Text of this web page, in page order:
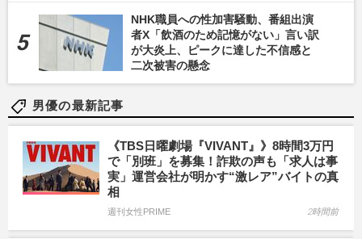
NHK職員への性加害騒動、番組出演
者X「飲酒のため記憶がない」言い訳
が大炎上、ピークに達した不信感と
二次被害の懸念
男優の最新記事
《TBS日曜劇場『VIVANT』》8時間3万円
で「別班」を募集！詐欺の声も「求人は事
実」運営会社が明かす“激レア”バイトの真
相
週刊女性PRIME 2時間前